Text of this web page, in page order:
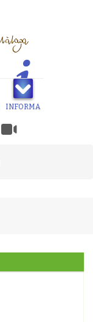
INFORMA